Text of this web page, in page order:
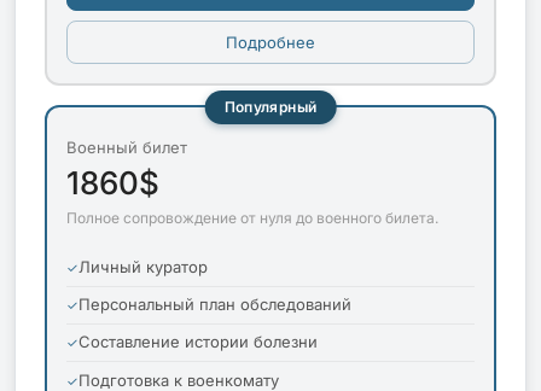
Подробнее
Популярный
Военный билет
1860$
Полное сопровождение от нуля до военного билета.
Личный куратор
Персональный план обследований
Составление истории болезни
Подготовка к военкомату